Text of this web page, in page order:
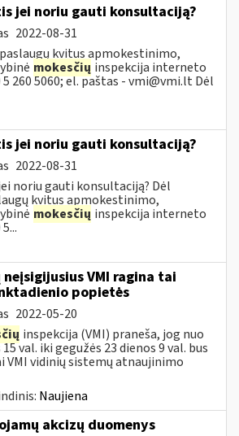
jei noriu gauti konsultaciją?
2022-08-31
kvitus apmokestinimo,
mokesčių inspekcija interneto
260 5060; el. paštas -vmi@vmi.ltDėl
jei noriu gauti konsultaciją?
2022-08-31
noriu gauti konsultaciją? Dėl
kvitus apmokestinimo,
mokesčių inspekcija interneto
VMI ragina tai
popietės
2022-05-20
inspekcija (VMI) praneša, jog nuo
val. iki gegužės 23 dienos 9 val. bus
vidinių sistemų atnaujinimo
Naujiena
akcizų duomenys